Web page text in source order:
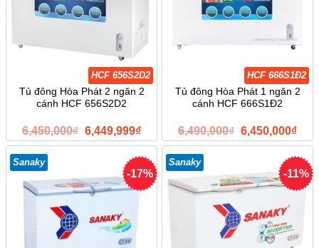
HCF 656S2D2
Tủ đông Hòa Phát 2 ngăn 2
cánh HCF 656S2D2
6,450,000₫ Giá
gốc
6,450,000₫.
6,449,999₫Giá
hiện
là:
6,449,999₫.
HCF 666S1Đ2
Tủ đông Hòa Phát 1 ngăn 2
cánh HCF 666S1Đ2
6,490,000₫ Giá
gốc
6,490,000₫.
6,450,000₫Giá
hiện
là:
-17%
Sanaky
-11%
Sanaky